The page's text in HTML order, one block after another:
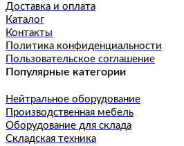
Доставка и оплата
Каталог
Контакты
Политика конфиденциальности
Пользовательское соглашение
Популярные категории
Нейтральное оборудование
Производственная мебель
Оборудование для склада
Складская техника